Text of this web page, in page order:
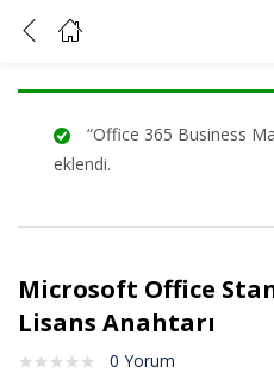
Kullanıcı adınızı ve şifrenizi girin.
Beni Hatırla
“Office 365 Business
eklendi.
Microsoft Office
Lisans Anahtarı
0 Yorum